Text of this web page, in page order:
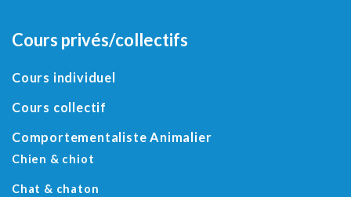
Cours privés/collectifs
Cours individuel
Cours collectif
Comportementaliste Animalier
Chien & chiot
Chat & chaton